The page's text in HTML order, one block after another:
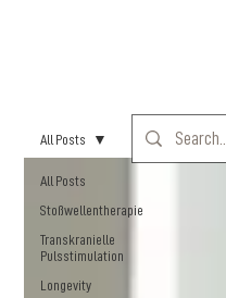
All Posts
Stoßwellentherapie
Transkranielle
Pulsstimulation
Longevity
All Posts